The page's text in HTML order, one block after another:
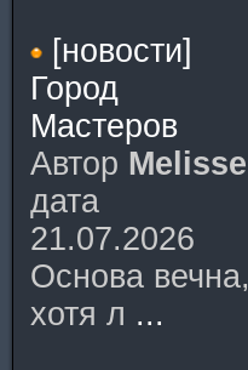
[новости]
Город
Мастеров
Автор Melisse
дата
21.07.2026
Основа вечна,
хотя л ...